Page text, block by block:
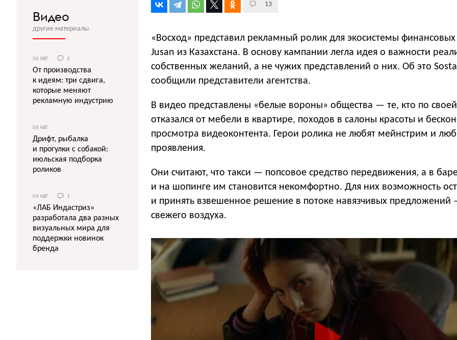
13
«Восход» представил рекламный ролик для экосистемы финансовых
Jusan из Казахстана. В основу кампании легла идея о важности
собственных желаний, а не чужих представлений о них. Об это
сообщили представители агентства.
В видео представлены «белые вороны» общества — те, кто по
отказался от мебели в квартире, походов в салоны красоты и
просмотра видеоконтента. Герои ролика не любят мейнстрим и
проявления.
Они считают, что такси — попсовое средство передвижения, а в
и на шопинге им становится некомфортно. Для них возможность
и принять взвешенное решение в потоке навязчивых предложений
свежего воздуха.
Видео
другие материалы
06 АВГ 2
От производства
к идеям: три сдвига,
которые меняют
рекламную индустрию
06 АВГ
Дрифт, рыбалка
и прогулки с собакой:
июльская подборка
роликов
04 АВГ 1
«ЛАБ Индастриз»
разработала два разных
визуальных мира для
поддержки новинок
бренда